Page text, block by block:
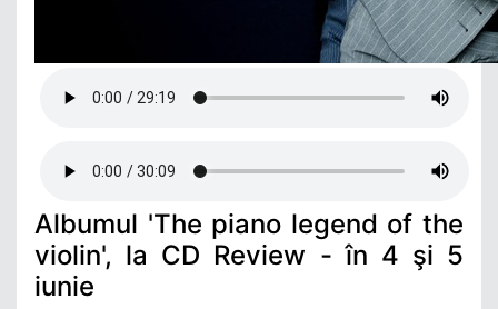
Albumul 'The piano legend of the
violin', la CD Review - în 4 şi 5
iunie